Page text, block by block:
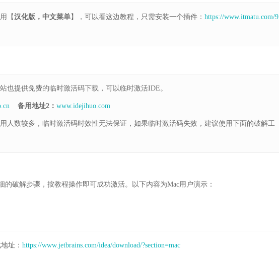
【汉化版，中文菜单】，可以看这边教程，只需安装一个插件： https://www.itmatu.com/9
也提供免费的临时激活码下载，可以临时激活IDE。
备用地址2： www.idejihuo.com
用人数较多，临时激活码时效性无法保证，如果临时激活码失效，建议使用下面的破解工
的破解步骤，按教程操作即可成功激活。以下内容为Mac用户演示：
址： https://www.jetbrains.com/idea/download/?section=mac